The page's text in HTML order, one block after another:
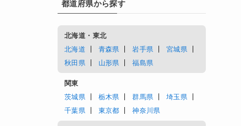
都道府県から探す
北海道・東北
北海道
青森県 岩手県
宮城県
秋田県
山形県 福島県
関東
茨城県
栃木県 群馬県
埼玉県
千葉県
東京都 神奈川県